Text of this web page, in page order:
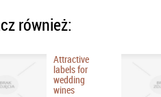
również:
Attractive
labels for
wedding
wines